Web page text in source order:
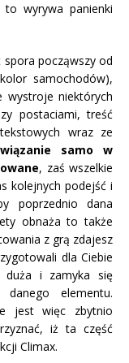
wyrywa panienki
począwszy od
samochodów),
wystroje niektórych
postaciami, treść
wraz ze
samo w
, zaś wszelkie
kolejnych podejść i
poprzednio dana
obnaża to także
z grą zdajesz
dla Ciebie
i zamyka się
elementu.
jest więc zbytnio
iż ta część
Climax.